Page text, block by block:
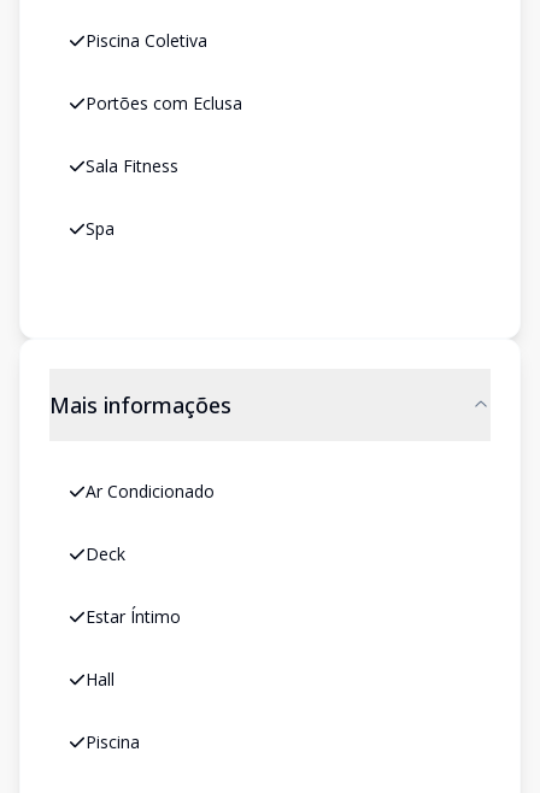
Piscina Coletiva
Portões com Eclusa
Sala Fitness
Spa
Mais informações
Ar Condicionado
Deck
Estar Íntimo
Hall
Piscina